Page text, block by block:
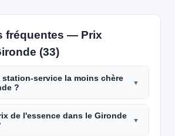
fréquentes — Prix
(33)
station-service la moins chère
?
de l'essence dans le Gironde